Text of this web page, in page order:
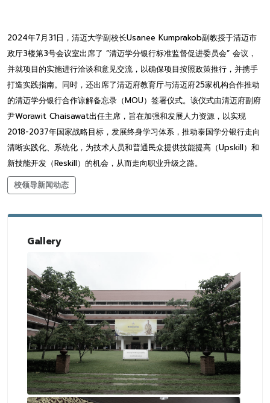
2024年7月31日，清迈大学副校长Usanee Kumprakob副教授于清迈市
政厅3楼第3号会议室出席了 “清迈学分银行标准监督促进委员会” 会议，
并就项目的实施进行洽谈和意见交流，以确保项目按照政策推行，并携手
打造实践指南。同时，还出席了清迈府教育厅与清迈府25家机构合作推动
的清迈学分银行合作谅解备忘录（MOU）签署仪式。该仪式由清迈府副府
尹Worawit Chaisawat出任主席，旨在加强和发展人力资源，以实现
2018-2037年国家战略目标，发展终身学习体系，推动泰国学分银行走向
清晰实践化、系统化，为技术人员和普通民众提供技能提高（Upskill）和
新技能开发（Reskill）的机会，从而走向职业升级之路。
校领导新闻动态
Gallery